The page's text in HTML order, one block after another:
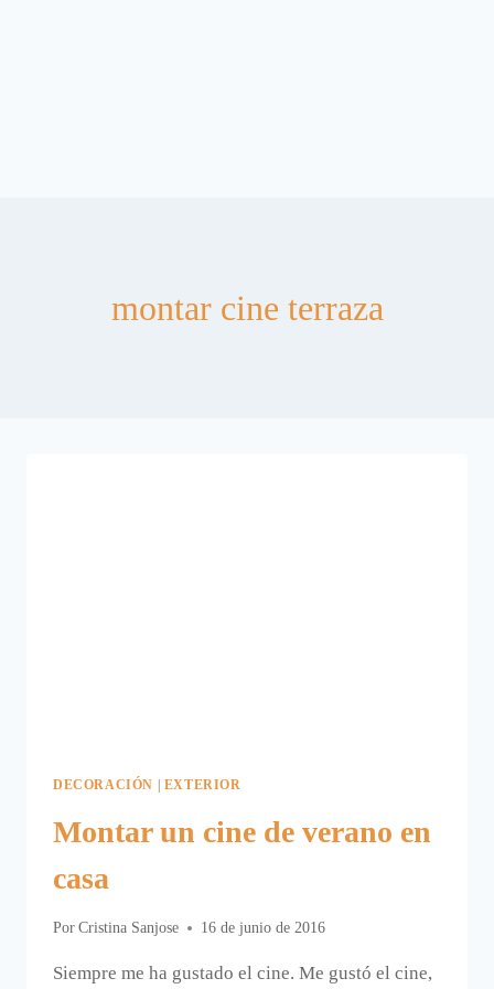
montar cine terraza
DECORACIÓN | EXTERIOR
Montar un cine de verano en
casa
Por Cristina Sanjose 16 de junio de 2016
Siempre me ha gustado el cine. Me gustó el cine,